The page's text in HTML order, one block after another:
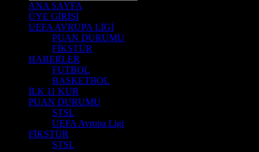
ANA SAYFA
ÜYE GİRİŞİ
UEFA AVRUPA LİGİ
PUAN DURUMU
FİKSTÜR
HABERLER
FUTBOL
BASKETBOL
İLK 11 KUR
PUAN DURUMU
STSL
UEFA Avrupa Ligi
FİKSTÜR
STSL